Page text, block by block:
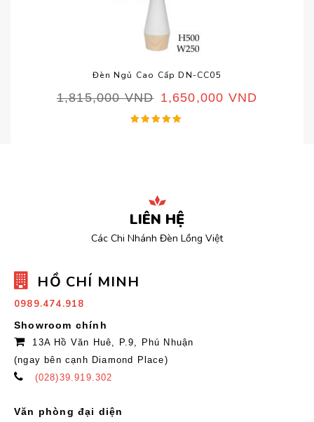
Đèn Ngủ Cao Cấp DN-CC05
1,815,000VND 1,650,000 VND
LIÊN HỆ
Các Chi Nhánh Đèn Lồng Việt
HỒ CHÍ MINH
0989.474.918
Showroom chính
13A Hồ Văn Huê, P.9, Phú Nhuận
(ngay bên cạnh Diamond Place)
(028)39.919.302
Văn phòng đại diện